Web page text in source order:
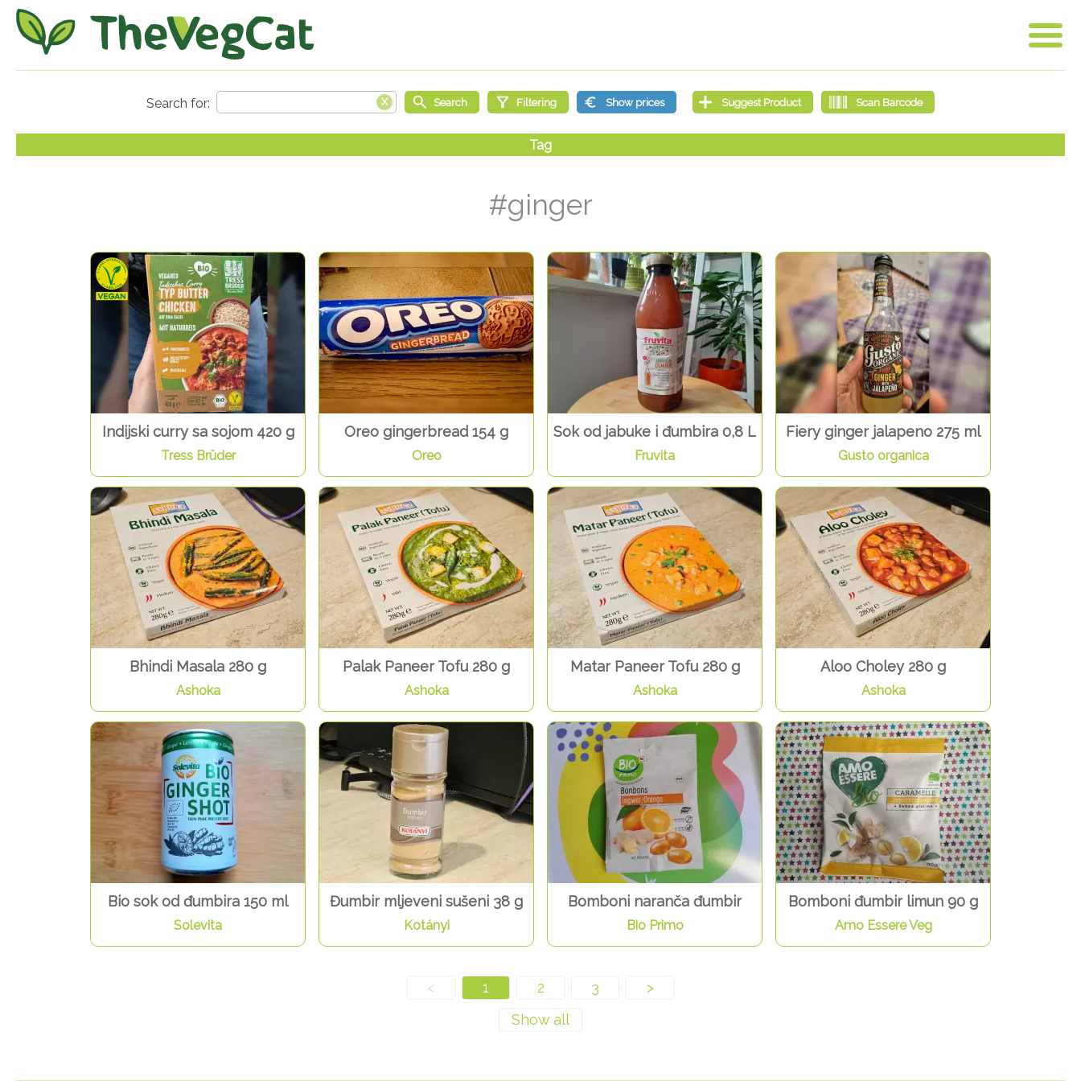
#ginger
Indijski curry sa sojom 420 g
Tress Brüder
Oreo gingerbread 154 g
Oreo
Sok od jabuke i đumbira 0,8 L
Fruvita
Fiery ginger jalapeno 275 ml
Gusto organica
Bhindi Masala 280 g
Ashoka
Palak Paneer Tofu 280 g
Ashoka
Matar Paneer Tofu 280 g
Ashoka
Aloo Choley 280 g
Ashoka
Bio sok od đumbira 150 ml
Solevita
Đumbir mljeveni sušeni 38 g
Kotányi
Bomboni naranča đumbir
Bio Primo
Bomboni đumbir limun 90 g
Amo Essere Veg
< 1 2 3 >